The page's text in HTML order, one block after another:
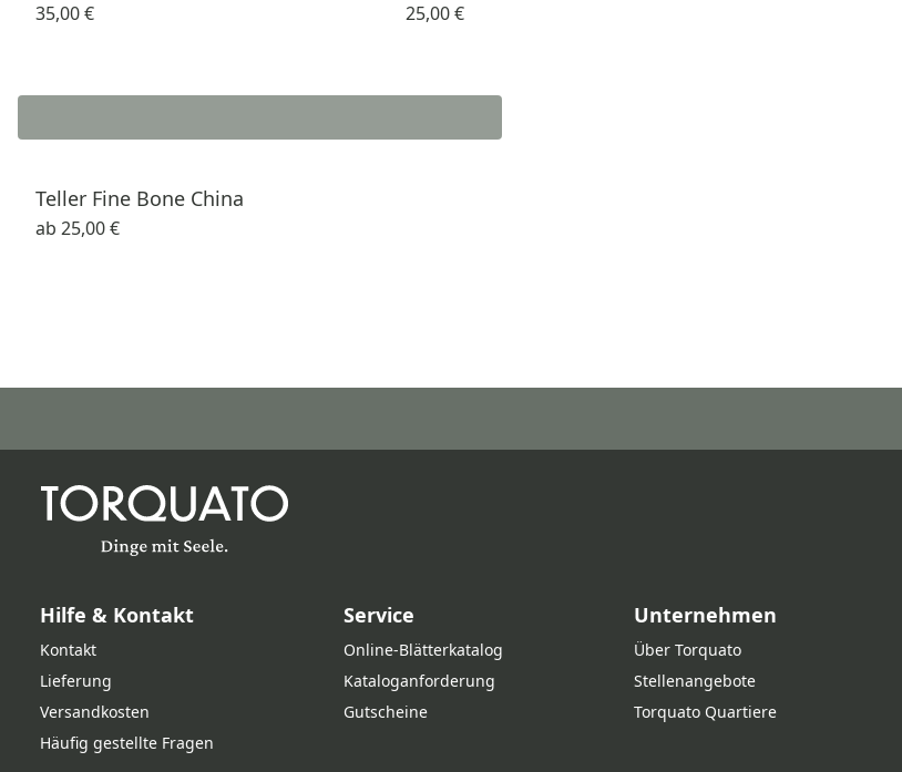
35,00 € 25,00 €
Teller Fine Bone China
ab 25,00 €
Hilfe & Kontakt
Kontakt
Lieferung
Versandkosten
Häufig gestellte Fragen
Service
Online‑Blätterkatalog
Kataloganforderung
Gutscheine
Unternehmen
Über Torquato
Stellenangebote
Torquato Quartiere